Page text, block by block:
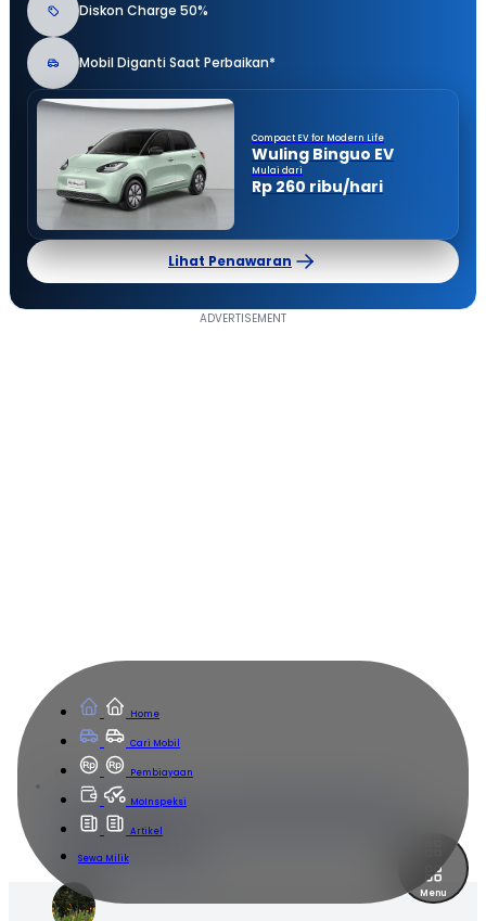
Home
Cari Mobil
Pembiayaan
MoInspeksi
Artikel
Sewa Milik
Diskon Charge 50%
Mobil Diganti Saat Perbaikan*
Compact EV for Modern Life
Wuling Binguo EV
Mulai dari
Rp 260 ribu/hari
Lihat Penawaran
jadwal sim keliling